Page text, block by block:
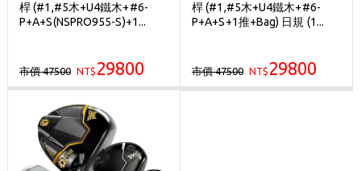
桿 (#1,#5木+U4鐵木+#6-
P+A+S(NSPRO955-S)+1...
市價 47500 NT$ 29800
桿 (#1,#5木+U4鐵木+#6-
P+A+S+1推+Bag) 日規 (1...
市價 47500 NT$ 29800